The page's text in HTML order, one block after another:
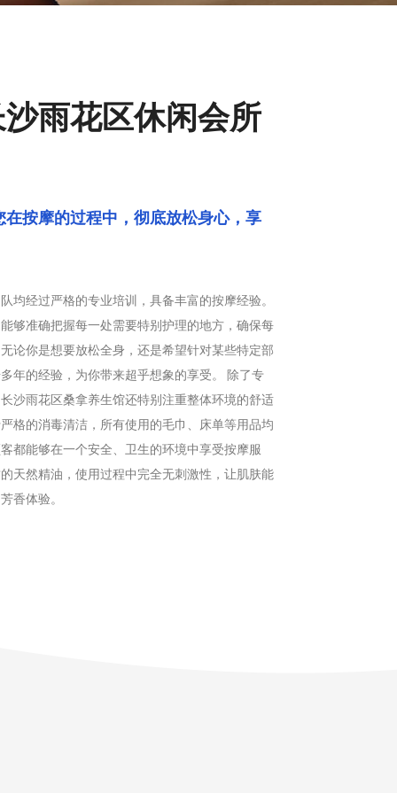
雨花区休闲会所
按摩的过程中，彻底放松身心，享
均经过严格的专业培训，具备丰富的按摩经验。
够准确把握每一处需要特别护理的地方，确保每
论你是想要放松全身，还是希望针对某些特定部
年的经验，为你带来超乎想象的享受。 除了专
沙雨花区桑拿养生馆还特别注重整体环境的舒适
格的消毒清洁，所有使用的毛巾、床单等用品均
都能够在一个安全、卫生的环境中享受按摩服
天然精油，使用过程中完全无刺激性，让肌肤能
香体验。